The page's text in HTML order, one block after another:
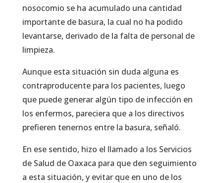
nosocomio se ha acumulado una cantidad
importante de basura, la cual no ha podido
levantarse, derivado de la falta de personal de
limpieza.
Aunque esta situación sin duda alguna es
contraproducente para los pacientes, luego
que puede generar algún tipo de infección en
los enfermos, pareciera que a los directivos
prefieren tenernos entre la basura, señaló.
En ese sentido, hizo el llamado a los Servicios
de Salud de Oaxaca para que den seguimiento
a esta situación, y evitar que en uno de los